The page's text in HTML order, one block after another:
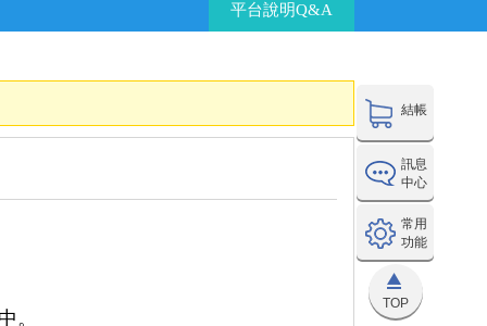
平台說明Q&A
結帳
訊息
中心
常用
功能
TOP
。